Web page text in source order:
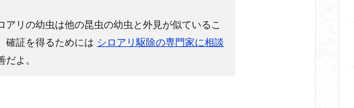
アリの幼虫は他の昆虫の幼虫と外見が似ているこ
確証を得るためには シロアリ駆除の専門家に相談
だよ。